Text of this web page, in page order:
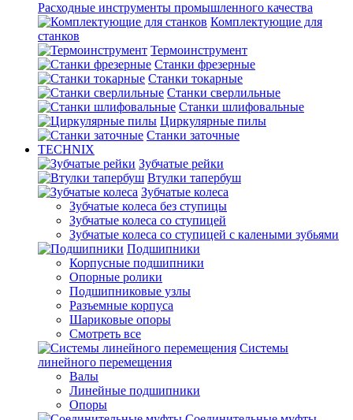
Расходные инструменты промышленного качества
Комплектующие для
станков
Термоинструмент
Станки фрезерные
Станки токарные
Станки сверлильные
Станки шлифовальные
Циркулярные пилы
Станки заточные
TECHNIX
Зубчатые рейки
Втулки тапербуш
Зубчатые колеса
Зубчатые колеса без ступицы
Зубчатые колеса со ступицей
Зубчатые колеса со ступицей с калеными зубьями
Подшипники
Корпусные подшипники
Опорные ролики
Подшипниковые узлы
Разъемные корпуса
Шариковые опоры
Смотреть все
Системы
линейного перемещения
Валы
Линейные подшипники
Опоры